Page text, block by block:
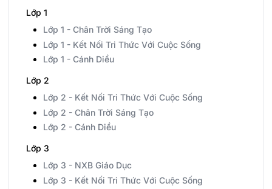
Lớp 1
Lớp 1 - Chân Trời Sáng Tạo
Lớp 1 - Kết Nối Tri Thức Với Cuộc Sống
Lớp 1 - Cánh Diều
Lớp 2
Lớp 2 - Kết Nối Tri Thức Với Cuộc Sống
Lớp 2 - Chân Trời Sáng Tạo
Lớp 2 - Cánh Diều
Lớp 3
Lớp 3 - NXB Giáo Dục
Lớp 3 - Kết Nối Tri Thức Với Cuộc Sống